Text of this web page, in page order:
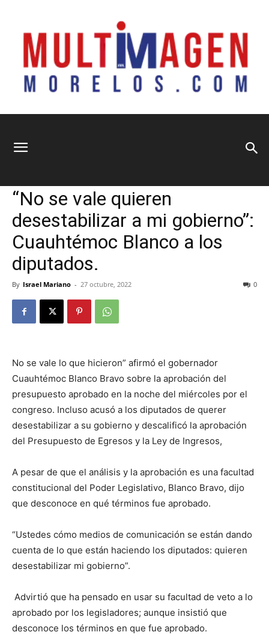
Morelos
“No se vale quieren
desestabilizar a mi gobierno”:
Cuauhtémoc Blanco a los
diputados.
By Israel Mariano - 27 octubre, 2022 0
No se vale lo que hicieron” afirmó el gobernador
Cuauhtémoc Blanco Bravo sobre la aprobación del
presupuesto aprobado en la noche del miércoles por el
congreso. Incluso acusó a los diputados de querer
desestabilizar a su gobierno y descalificó la aprobación
del Presupuesto de Egresos y la Ley de Ingresos,
A pesar de que el análisis y la aprobación es una facultad
constitucional del Poder Legislativo, Blanco Bravo, dijo
que desconoce en qué términos fue aprobado.
“Ustedes cómo medios de comunicación se están dando
cuenta de lo que están haciendo los diputados: quieren
desestabilizar mi gobierno”.
Advirtió que ha pensado en usar su facultad de veto a lo
aprobado por los legisladores; aunque insistió que
desconoce los términos en que fue aprobado.